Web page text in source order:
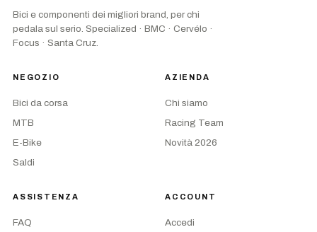
Bici e componenti dei migliori brand, per chi
pedala sul serio. Specialized · BMC · Cervélo ·
Focus · Santa Cruz.
NEGOZIO
Bici da corsa
MTB
E-Bike
Saldi
AZIENDA
Chi siamo
Racing Team
Novità 2026
ASSISTENZA
FAQ
ACCOUNT
Accedi